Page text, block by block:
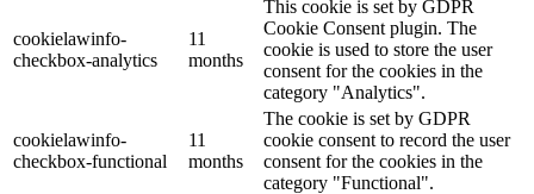
cookielawinfo-
checkbox-analytics
11
months
This cookie is set by GDPR
Cookie Consent plugin. The
cookie is used to store the user
consent for the cookies in the
category "Analytics".
cookielawinfo-
checkbox-functional
11
months
The cookie is set by GDPR
cookie consent to record the user
consent for the cookies in the
category "Functional".